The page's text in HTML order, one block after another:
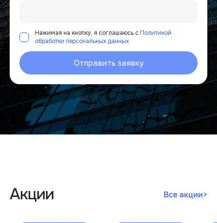
Нажимая на кнопку, я соглашаюсь с Политикой
обработки персональных данных
Отправить заявку
Акции Все акции>